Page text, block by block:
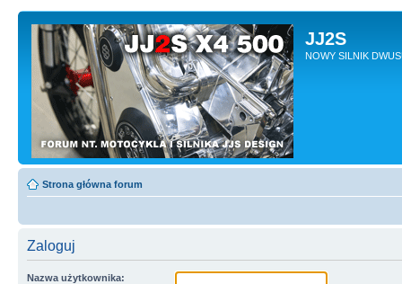
JJ2S
NOWY SILNIK
Strona główna forum
Zaloguj
Nazwa użytkownika: